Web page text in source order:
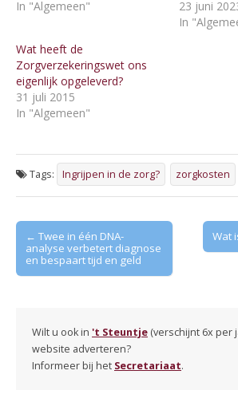
In "Algemeen"
23 juni
In
Wat heeft de
Zorgverzekeringswet ons
eigenlijk opgeleverd?
31 juli 2015
In "Algemeen"
Tags: Ingrijpen in de zorg? zorgkosten
Post
navigation
← Twee in één DNA-
analyse verbetert diagnose
en bespaart tijd en geld
Wat
Wilt u ook in 't Steuntje (verschijnt 6x per
website adverteren?
Informeer bij het Secretariaat.